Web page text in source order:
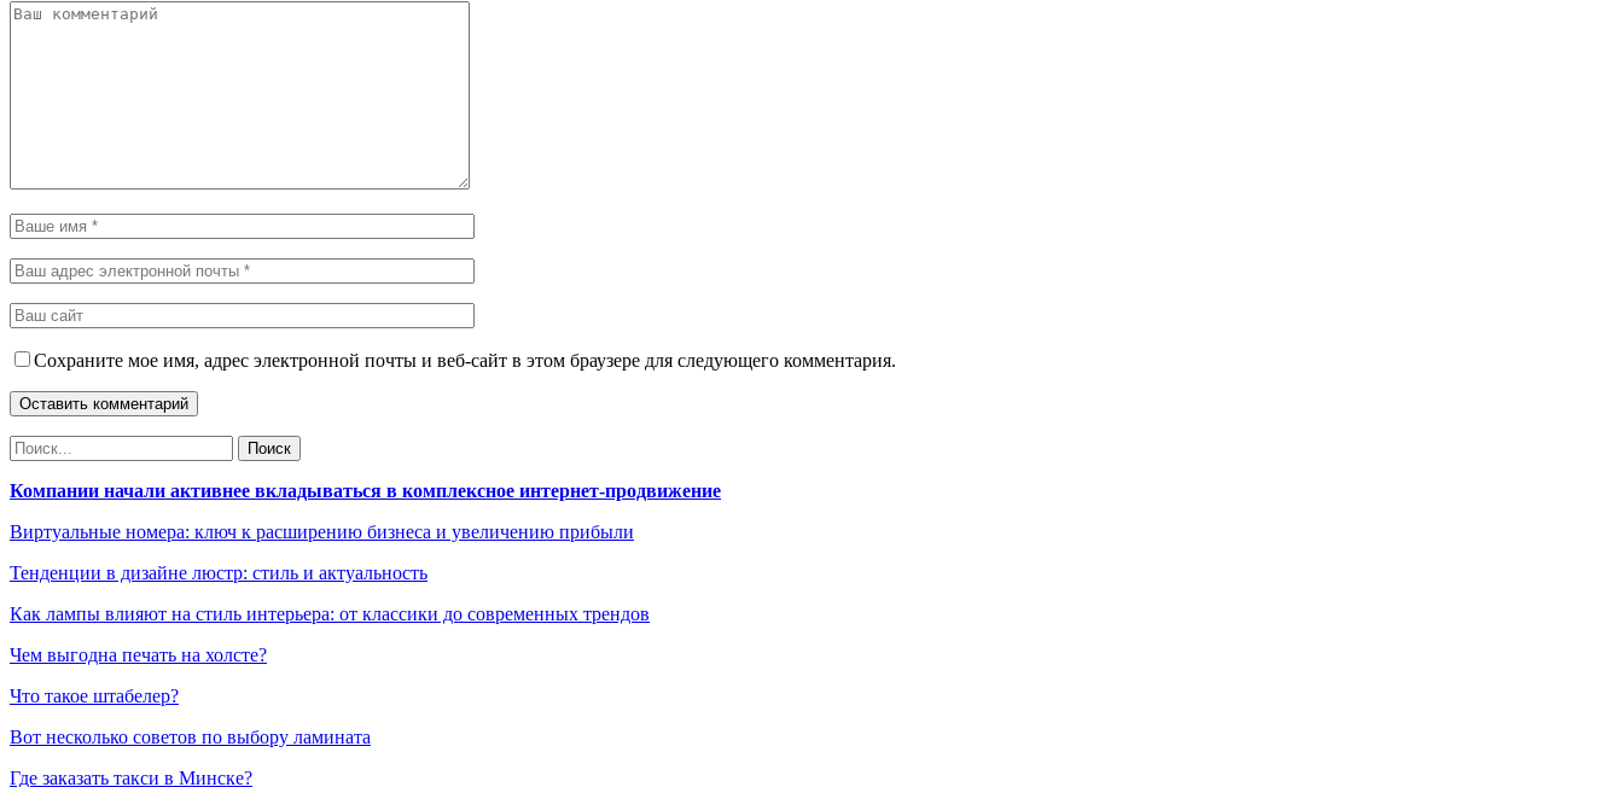
Сохраните мое имя, адрес электронной почты и веб-сайт в этом браузере для следующего комментария.
Компании начали активнее вкладываться в комплексное интернет-продвижение
Виртуальные номера: ключ к расширению бизнеса и увеличению прибыли
Тенденции в дизайне люстр: стиль и актуальность
Как лампы влияют на стиль интерьера: от классики до современных трендов
Чем выгодна печать на холсте?
Что такое штабелер?
Вот несколько советов по выбору ламината
Где заказать такси в Минске?